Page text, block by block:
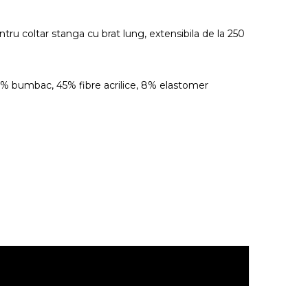
coltar stanga cu brat lung, extensibila de la 250
bumbac, 45% fibre acrilice, 8% elastomer